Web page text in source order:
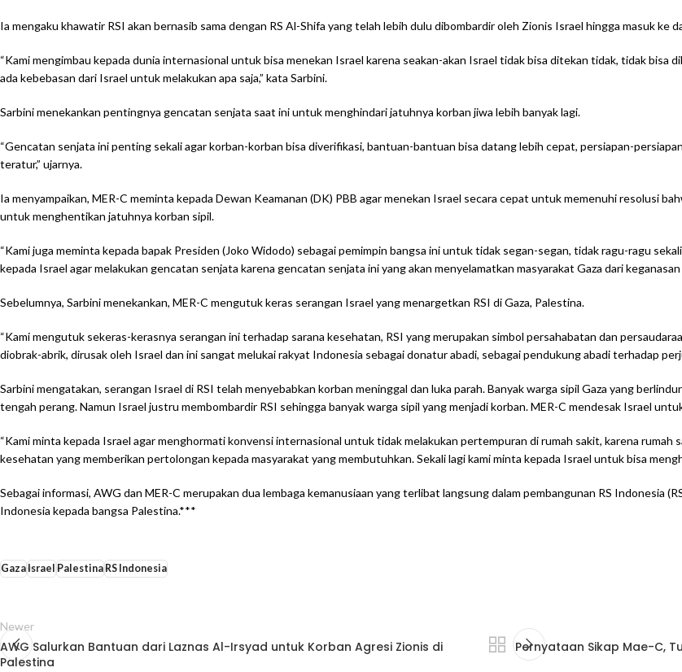
Ia mengaku khawatir RSI akan bernasib sama dengan RS Al-Shifa yang telah lebih dulu dibombardir oleh Zionis Israel hingga masuk ke
“Kami mengimbau kepada dunia internasional untuk bisa menekan Israel karena seakan-akan Israel tidak bisa ditekan tidak, tidak bisa
ada kebebasan dari Israel untuk melakukan apa saja,” kata Sarbini.
Sarbini menekankan pentingnya gencatan senjata saat ini untuk menghindari jatuhnya korban jiwa lebih banyak lagi.
“Gencatan senjata ini penting sekali agar korban-korban bisa diverifikasi, bantuan-bantuan bisa datang lebih cepat, persiapan-
teratur,” ujarnya.
Ia menyampaikan, MER-C meminta kepada Dewan Keamanan (DK) PBB agar menekan Israel secara cepat untuk memenuhi resolusi
untuk menghentikan jatuhnya korban sipil.
“Kami juga meminta kepada bapak Presiden (Joko Widodo) sebagai pemimpin bangsa ini untuk tidak segan-segan, tidak ragu-ragu
kepada Israel agar melakukan gencatan senjata karena gencatan senjata ini yang akan menyelamatkan masyarakat Gaza dari
Sebelumnya, Sarbini menekankan, MER-C mengutuk keras serangan Israel yang menargetkan RSI di Gaza, Palestina.
“Kami mengutuk sekeras-kerasnya serangan ini terhadap sarana kesehatan, RSI yang merupakan simbol persahabatan dan
diobrak-abrik, dirusak oleh Israel dan ini sangat melukai rakyat Indonesia sebagai donatur abadi, sebagai pendukung abadi terhadap
Sarbini mengatakan, serangan Israel di RSI telah menyebabkan korban meninggal dan luka parah. Banyak warga sipil Gaza yang
tengah perang. Namun Israel justru membombardir RSI sehingga banyak warga sipil yang menjadi korban. MER-C mendesak Israel
“Kami minta kepada Israel agar menghormati konvensi internasional untuk tidak melakukan pertempuran di rumah sakit, karena rumah
kesehatan yang memberikan pertolongan kepada masyarakat yang membutuhkan. Sekali lagi kami minta kepada Israel untuk bisa
Sebagai informasi, AWG dan MER-C merupakan dua lembaga kemanusiaan yang terlibat langsung dalam pembangunan RS Indonesia
Indonesia kepada bangsa Palestina.***
GazaIsrael PalestinaRS Indonesia
Newer
AWG Salurkan Bantuan dari Laznas Al-Irsyad untuk Korban Agresi Zionis di
Palestina
Pernyataan Sikap Mae-C,